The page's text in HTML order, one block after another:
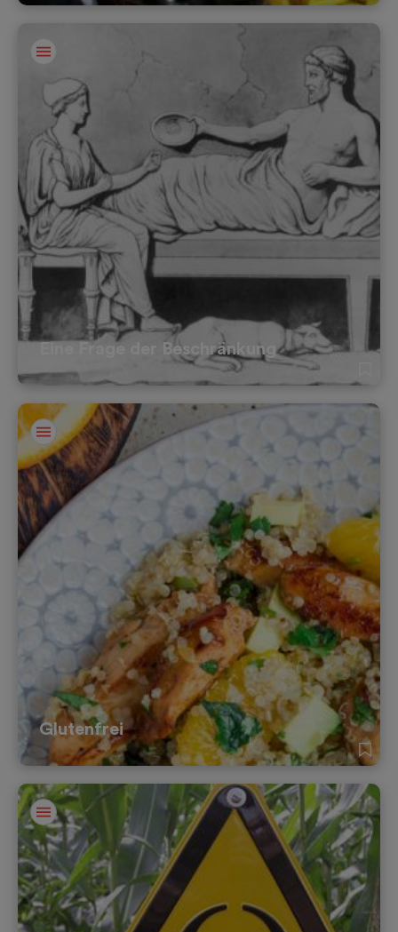
Eine Frage der Beschränkung
Glutenfrei